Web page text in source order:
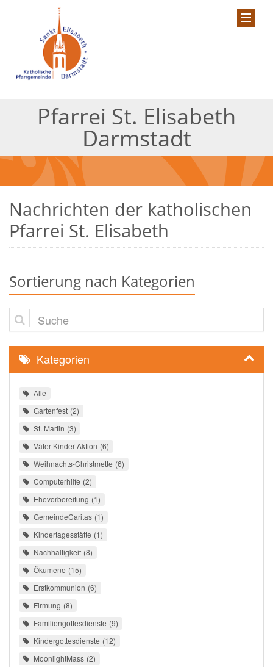
Pfarrei St. Elisabeth
Darmstadt
Nachrichten der katholischen
Pfarrei St. Elisabeth
Sortierung nach Kategorien
Suche
Kategorien
Alle
Gartenfest 2
St. Martin 3
Väter-Kinder-Aktion 6
Weihnachts-Christmette 6
Computerhilfe 2
Ehevorbereitung 1
GemeindeCaritas 1
Kindertagesstätte 1
Nachhaltigkeit 8
Ökumene 15
Erstkommunion 6
Firmung 8
Familiengottesdienste 9
Kindergottesdienste 12
MoonlightMass 2